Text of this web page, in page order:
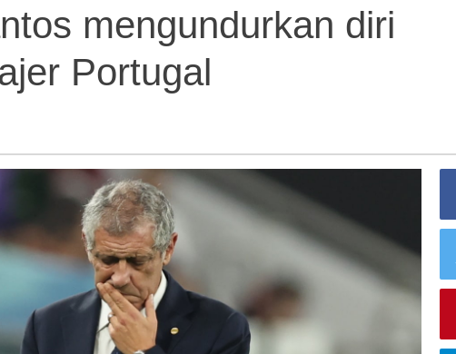
mengundurkan diri
Portugal